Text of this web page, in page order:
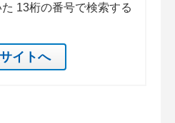
13桁の番号で検索する
イトへ